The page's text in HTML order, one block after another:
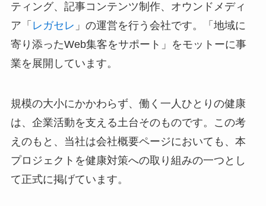
ティング、記事コンテンツ制作、オウンドメディ
ア「 レガセレ 」の運営を行う会社です。「地域に
寄り添ったWeb集客をサポート」をモットーに事
業を展開しています。
規模の大小にかかわらず、働く一人ひとりの健康
は、企業活動を支える土台そのものです。この考
えのもと、当社は会社概要ページにおいても、本
プロジェクトを健康対策への取り組みの一つとし
て正式に掲げています。